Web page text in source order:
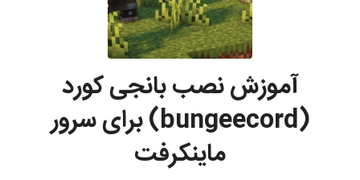
آموزش نصب بانجی کورد
(bungeecord) برای سرور
ماینکرفت